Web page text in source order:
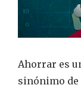
Ahorrar es
sinónimo de